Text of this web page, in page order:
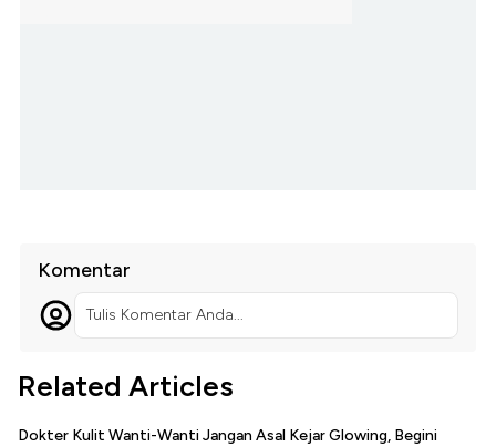
Komentar
Tulis Komentar Anda...
Related Articles
Dokter Kulit Wanti-Wanti Jangan Asal Kejar Glowing, Begini